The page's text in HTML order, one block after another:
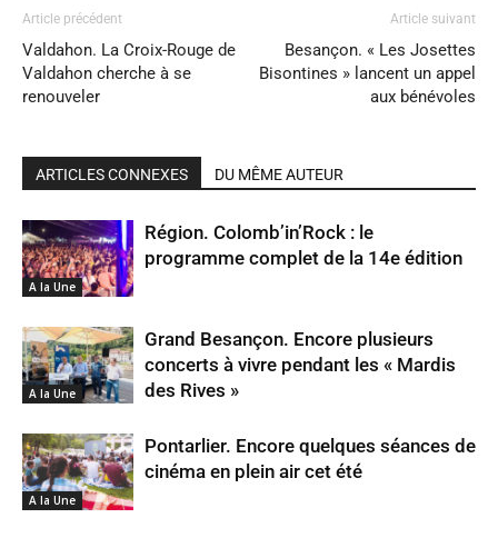
Article précédent
Valdahon. La Croix-Rouge de
Valdahon cherche à se
renouveler
Article suivant
Besançon. « Les Josettes
Bisontines » lancent un appel
aux bénévoles
ARTICLES CONNEXES DU MÊME AUTEUR
A la Une
Région. Colomb’in’Rock : le
programme complet de la 14e édition
A la Une
Grand Besançon. Encore plusieurs
concerts à vivre pendant les « Mardis
des Rives »
A la Une
Pontarlier. Encore quelques séances de
cinéma en plein air cet été